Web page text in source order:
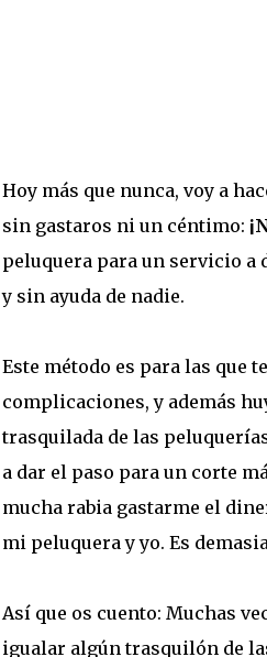
Hoy más que nunca, voy a
sin gastaros ni un céntimo:
peluquera para un servicio a
y sin ayuda de nadie.
Este método es para las que
complicaciones, y además
trasquilada de las
a dar el paso para un corte
mucha rabia gastarme el
mi peluquera y yo. Es
Así que os cuento: Muchas
igualar algún trasquilón de